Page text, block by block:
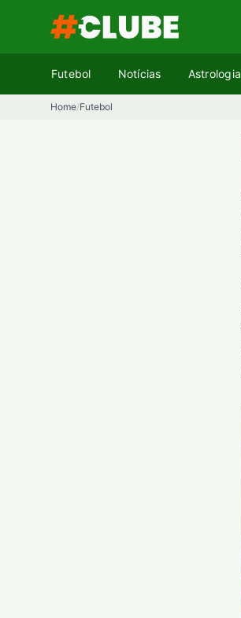
conteúdo
Futebol Notícias Astrologia
Home/Futebol